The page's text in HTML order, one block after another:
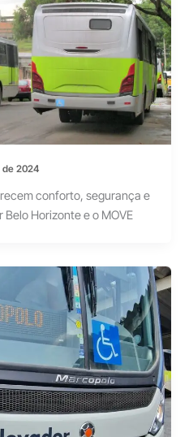
de 2024
conforto, segurança e
Horizonte e o MOVE